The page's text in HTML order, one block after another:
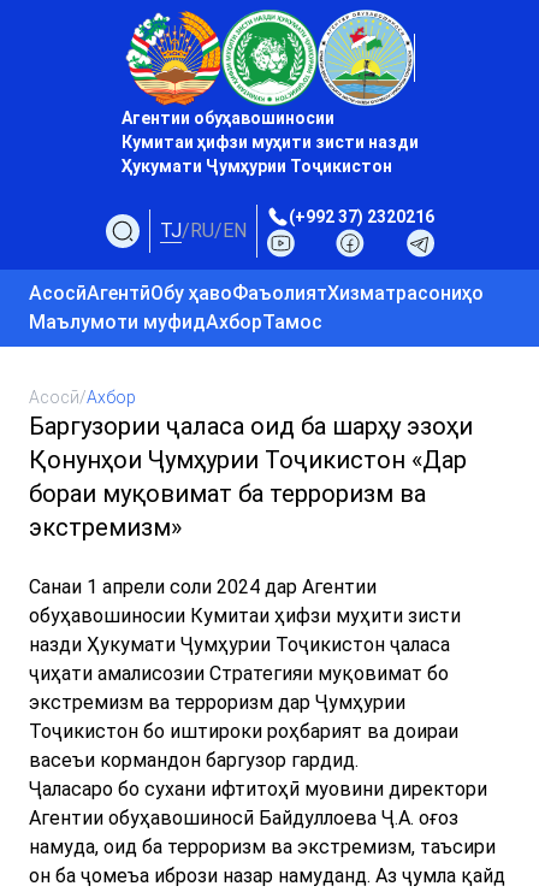
Агентии обуҳавошиносии
Кумитаи ҳифзи муҳити зисти назди
Ҳукумати Ҷумҳурии Тоҷикистон
TJ/RU/EN
(+992 37) 2320216
АсосӣАгентӣОбу ҳавоФаъолиятХизматрасониҳо
Маълумоти муфидАхборТамос
Асосӣ/Ахбор
Баргузории ҷаласа оид ба шарҳу эзоҳи
Қонунҳои Ҷумҳурии Тоҷикистон «Дар
бораи муқовимат ба терроризм ва
экстремизм»
Санаи 1 апрели соли 2024 дар Агентии
обуҳавошиносии Кумитаи ҳифзи муҳити зисти
назди Ҳукумати Ҷумҳурии Тоҷикистон ҷаласа
ҷиҳати амалисозии Стратегияи муқовимат бо
экстремизм ва терроризм дар Ҷумҳурии
Тоҷикистон бо иштироки роҳбарият ва доираи
васеъи кормандон баргузор гардид.
Ҷаласаро бо сухани ифтитоҳӣ муовини директори
Агентии обуҳавошиносӣ Байдуллоева Ҷ.А. оғоз
намуда, оид ба терроризм ва экстремизм, таъсири
он ба ҷомеъа ибрози назар намуданд. Аз ҷумла қайд